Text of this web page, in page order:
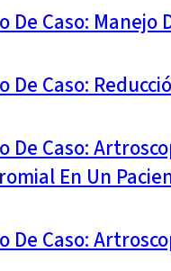
De Caso:
De Caso:
De Caso:
En Un
De Caso: